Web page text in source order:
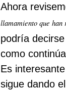
Ahora
llamamiento que han
podría
como
Es
sigue dando